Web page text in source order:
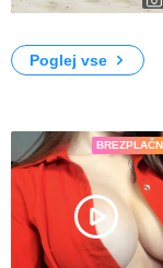
Poglej vse